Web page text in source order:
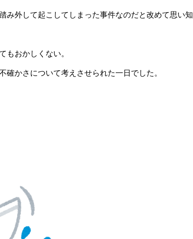
み外して起こしてしまった事件なのだと改めて思い知
もおかしくない。
かさについて考えさせられた一日でした。